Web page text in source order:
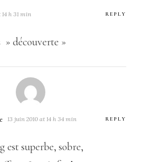
h 31 min REPLY
» découverte »
13 juin 2010 at 14 h 34 min REPLY
superbe, sobre,